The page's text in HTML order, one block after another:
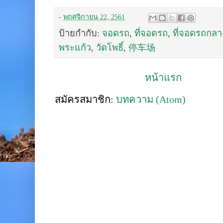
- พฤศจิกายน 22, 2561
ป้ายกำกับ: จอดรถ, ที่จอดรถ, ที่จอดรถกลา
พระแก้ว, วัดโพธิ์, 停车场
หน้าแรก
สมัครสมาชิก: บทความ (Atom)